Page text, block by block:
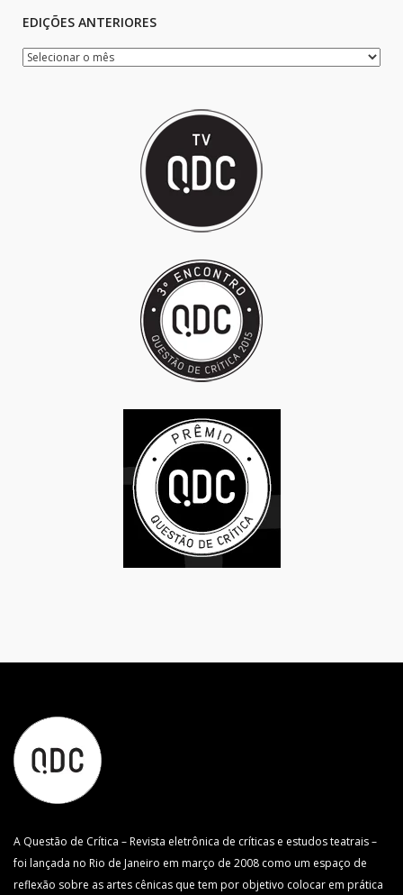
EDIÇÕES ANTERIORES
A Questão de Crítica – Revista eletrônica de críticas e estudos teatrais –
foi lançada no Rio de Janeiro em março de 2008 como um espaço de
reflexão sobre as artes cênicas que tem por objetivo colocar em prática